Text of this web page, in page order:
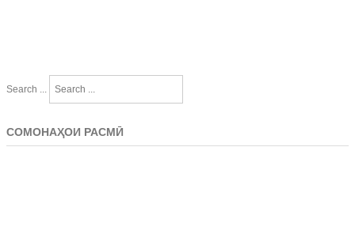
Search ...
СОМОНАҲОИ РАСМӢ